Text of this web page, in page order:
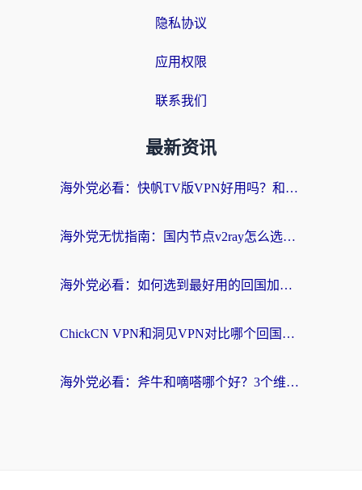
隐私协议
应用权限
联系我们
最新资讯
海外党必看：快帆TV版VPN好用吗？和快游VPN对比哪个回国效果更好？附实用避坑指南
海外党无忧指南：国内节点v2ray怎么选？一键回国VPN+多场景实测帮你避坑
海外党必看：如何选到最好用的回国加速器？从节点到售后的全维度指南
ChickCN VPN和洞见VPN对比哪个回国效果更好？海外党亲测3款加速器+避坑指南
海外党必看：斧牛和嘀嗒哪个好？3个维度教你选对回国加速器